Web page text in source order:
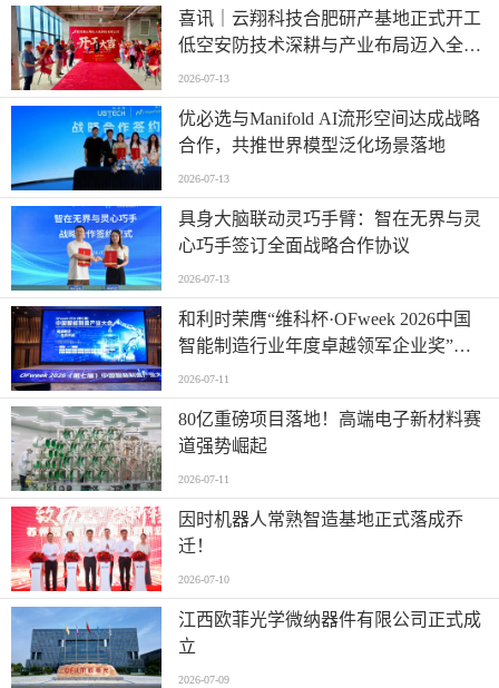
喜讯｜云翔科技合肥研产基地正式开工
低空安防技术深耕与产业布局迈入全新
阶段
2026-07-13
优必选与Manifold AI流形空间达成战略
合作，共推世界模型泛化场景落地
2026-07-13
具身大脑联动灵巧手臂：智在无界与灵
心巧手签订全面战略合作协议
2026-07-13
和利时荣膺“维科杯·OFweek 2026中国
智能制造行业年度卓越领军企业奖”，
以自主创新实力引领智造新浪潮
2026-07-11
80亿重磅项目落地！高端电子新材料赛
道强势崛起
2026-07-11
因时机器人常熟智造基地正式落成乔
迁！
2026-07-10
江西欧菲光学微纳器件有限公司正式成
立
2026-07-09